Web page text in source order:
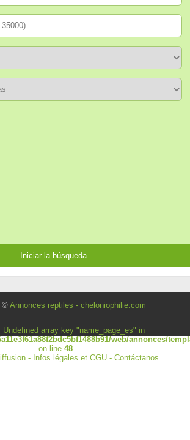
© Annonces reptiles - cheloniophilie.com
Undefined array key "name_page_es" in
web/annonces/
on line48
- Infos légales et CGU- Contáctanos